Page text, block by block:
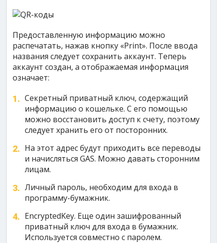
Предоставленную информацию можно
распечатать, нажав кнопку «Print». После ввода
названия следует сохранить аккаунт. Теперь
аккаунт создан, а отображаемая информация
означает:
Секретный приватный ключ, содержащий
информацию о кошельке. С его помощью
можно восстановить доступ к счету, поэтому
следует хранить его от посторонних.
На этот адрес будут приходить все переводы
и начисляться GAS. Можно давать сторонним
лицам.
Личный пароль, необходим для входа в
программу-бумажник.
EncryptedKey. Еще один зашифрованный
приватный ключ для входа в бумажник.
Используется совместно с паролем.